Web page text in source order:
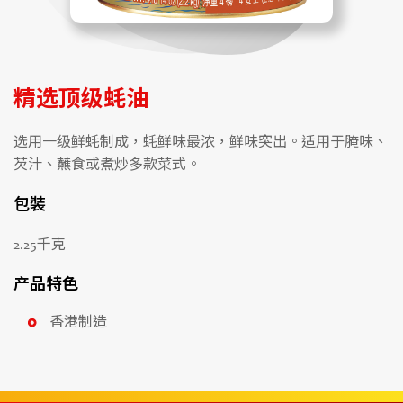
精选顶级蚝油
选用一级鲜蚝制成，蚝鲜味最浓，鲜味突出。适用于腌味、
芡汁、蘸食或煮炒多款菜式。
包裝
2.25千克
产品特色
香港制造